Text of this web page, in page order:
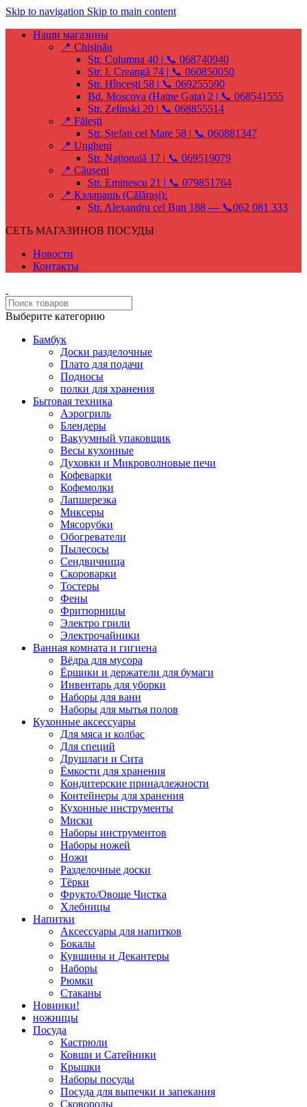
Skip to navigation Skip to main content
Наши магазины
📍 Chișinău
Str. Columna 40 | 📞 068740940
Str. I. Creangă 74 | 📞 060850050
Str. Hîncești 58 | 📞 069255590
Bd. Moscova (Haine Gata) 2 | 📞 068541555
Str. Zelinski 20 | 📞 068855514
📍 Fălești
Str. Ștefan cel Mare 58 | 📞 060881347
📍 Ungheni
Str. Națională 17 | 📞 069519079
📍 Căușeni
Str. Eminescu 21 | 📞 079851764
📍 Кэларашь (Călărași):
Str. Alexandru cel Bun 188 — 📞062 081 333
СЕТЬ МАГАЗИНОВ ПОСУДЫ
Новости
Контакты
Выберите категорию
Бамбук
Доски разделочные
Плато для подачи
Подносы
полки для хранения
Бытовая техника
Аэрогриль
Блендеры
Вакуумный упаковщик
Весы кухонные
Духовки и Микроволновые печи
Кофеварки
Кофемолки
Лапшерезка
Миксеры
Мясорубки
Обогреватели
Пылесосы
Сендвичница
Скороварки
Тостеры
Фены
Фритюрницы
Электро грили
Электрочайники
Ванная комната и гигиена
Вёдра для мусора
Ёршики и держатели для бумаги
Инвентарь для уборки
Наборы для ванн
Наборы для мытья полов
Кухонные аксессуары
Для мяса и колбас
Для специй
Друшлаги и Сита
Ёмкости для хранения
Кондитерские принадлежности
Контейнеры для хранения
Кухонные инструменты
Миски
Наборы инструментов
Наборы ножей
Ножи
Разделочные доски
Тёрки
Фрукто/Овоще Чистка
Хлебницы
Напитки
Аксессуары для напитков
Бокалы
Кувшины и Декантеры
Наборы
Рюмки
Стаканы
Новинки!
ножницы
Посуда
Кастрюли
Ковши и Сатейники
Крышки
Наборы посуды
Посуда для выпечки и запекания
Сковороды